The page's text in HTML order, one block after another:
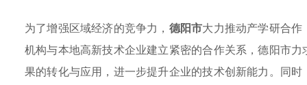
为了增强区域经济的竞争力， 德阳市大力推动产学研合
机构与本地高新技术企业建立紧密的合作关系，德阳市
果的转化与应用，进一步提升企业的技术创新能力。同